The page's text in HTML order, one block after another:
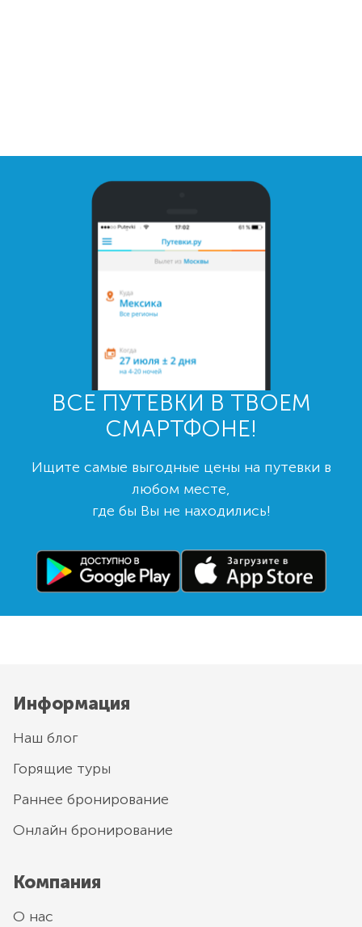
ВСЕ ПУТЕВКИ В ТВОЕМ
СМАРТФОНЕ!
Ищите самые выгодные цены на путевки в
любом месте,
где бы Вы не находились!
Информация
Наш блог
Горящие туры
Раннее бронирование
Онлайн бронирование
Компания
О нас